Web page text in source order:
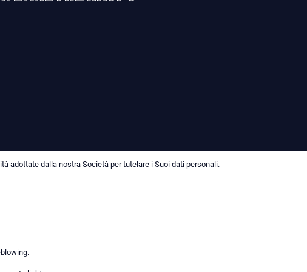
adottate dalla nostra Società per tutelare i Suoi dati personali.